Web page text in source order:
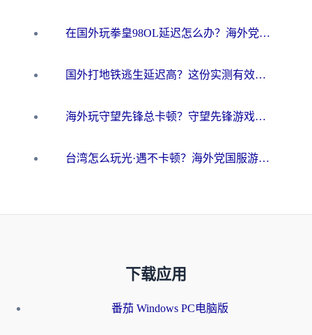
在国外玩拳皇98OL延迟怎么办？海外党亲测有效的低延迟指南
国外打地铁逃生延迟高？这份实测有效的低延迟指南帮你吃鸡
海外玩守望先锋总卡顿？守望先锋游戏加速器在哪里买&避坑指南（附欧洲非洲游戏实测）
台湾怎么玩光·遇不卡顿？海外党国服游戏加速终极攻略（附实测体验）
下载应用
番茄 Windows PC电脑版